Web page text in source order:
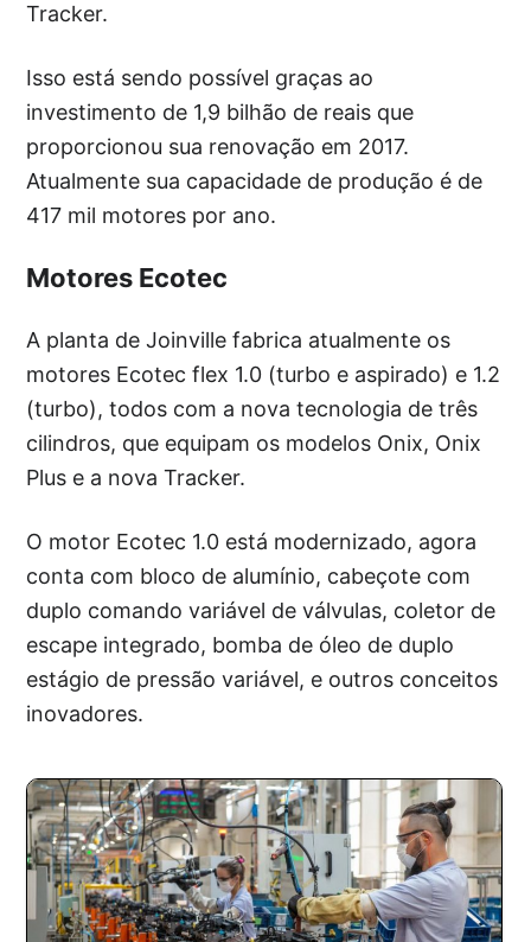
Tracker.
Isso está sendo possível graças ao
investimento de 1,9 bilhão de reais que
proporcionou sua renovação em 2017.
Atualmente sua capacidade de produção é de
417 mil motores por ano.
Motores Ecotec
A planta de Joinville fabrica atualmente os
motores Ecotec flex 1.0 (turbo e aspirado) e 1.2
(turbo), todos com a nova tecnologia de três
cilindros, que equipam os modelos Onix, Onix
Plus e a nova Tracker.
O motor Ecotec 1.0 está modernizado, agora
conta com bloco de alumínio, cabeçote com
duplo comando variável de válvulas, coletor de
escape integrado, bomba de óleo de duplo
estágio de pressão variável, e outros conceitos
inovadores.